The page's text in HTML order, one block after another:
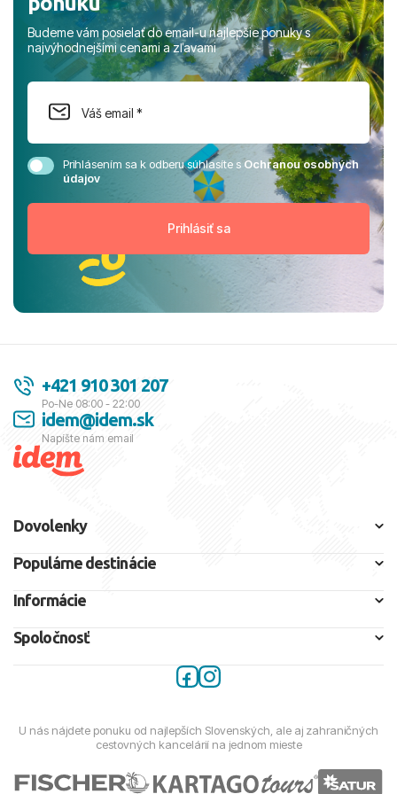
Budeme vám posielať do email-u najlepšie ponuky s
najvýhodnejšími cenami a zľavami
Prihlásením sa k odberu súhlasíte sOchranou osobných
údajov
+421 910 301 207
Po-Ne 08:00 - 22:00
idem@idem.sk
Napíšte nám email
Dovolenky
Populárne destinácie
Informácie
Spoločnosť
U nás nájdete ponuku od najlepších Slovenských, ale aj zahraničných
cestovných kancelárií na jednom mieste